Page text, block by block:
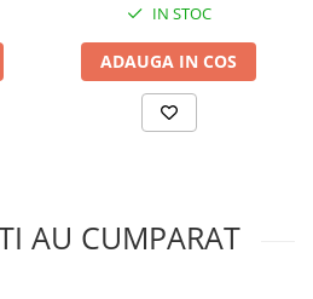
IN STOC
ADAUGA IN COS
AU CUMPARAT